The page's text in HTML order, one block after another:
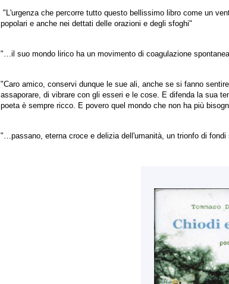
"L'urgenza che percorre tutto questo bellissimo libro come un
popolari e anche nei dettati delle orazioni e degli sfoghi"
"…il suo mondo lirico ha un movimento di coagulazione
"Caro amico, conservi dunque le sue ali, anche se si fanno
assaporare, di vibrare con gli esseri e le cose. E difenda la sua
poeta è sempre ricco. E povero quel mondo che non ha più
"…passano, eterna croce e delizia dell'umanità, un trionfo di